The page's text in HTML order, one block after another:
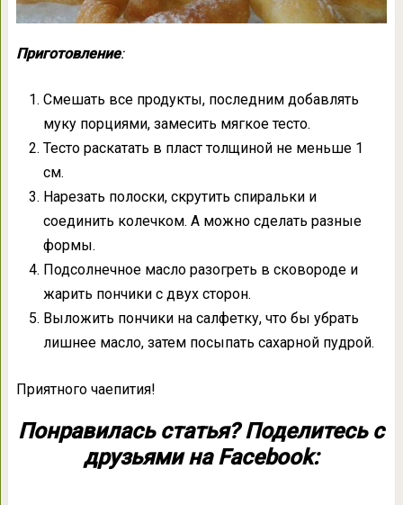
Приготовление:
Смешать все продукты, последним добавлять
муку порциями, замесить мягкое тесто.
Тесто раскатать в пласт толщиной не меньше 1
см.
Нарезать полоски, скрутить спиральки и
соединить колечком. А можно сделать разные
формы.
Подсолнечное масло разогреть в сковороде и
жарить пончики с двух сторон.
Выложить пончики на салфетку, что бы убрать
лишнее масло, затем посыпать сахарной пудрой.
Приятного чаепития!
Понравилась статья? Поделитесь с
друзьями на Facebook: